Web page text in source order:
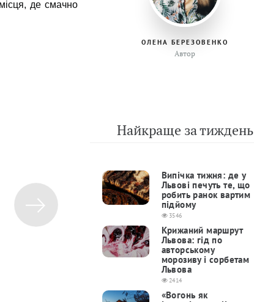
де смачно
ОЛЕНА БЕРЕЗОВЕНКО
Автор
Найкраще за тиждень
Випічка тижня: де у
Львові печуть те, що
робить ранок вартим
підйому
3546
Крижаний маршрут
Львова: гід по
авторському
морозиву і сорбетам
Львова
2414
«Вогонь як